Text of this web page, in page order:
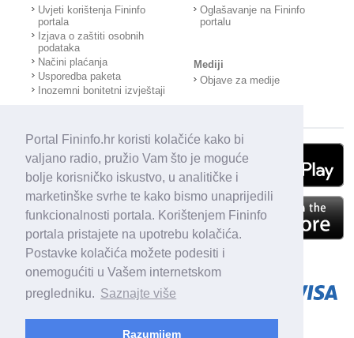
Portal Fininfo.hr koristi kolačiće kako bi
valjano radio, pružio Vam što je moguće
bolje korisničko iskustvo, u analitičke i
marketinške svrhe te kako bismo unaprijedili
funkcionalnosti portala. Korištenjem Fininfo
portala pristajete na upotrebu kolačića.
Postavke kolačića možete podesiti i
onemogućiti u Vašem internetskom
pregledniku. Saznajte više
Razumijem
Uvjeti korištenja Fininfo
portala
Izjava o zaštiti osobnih
podataka
Načini plaćanja
Usporedba paketa
Inozemni bonitetni izvještaji
Oglašavanje na Fininfo
portalu
Mediji
Objave za medije